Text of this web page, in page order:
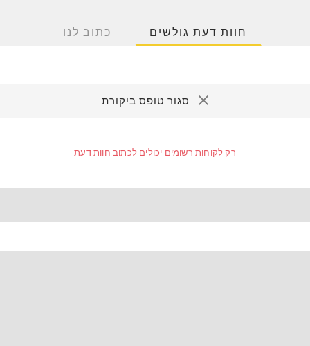
חוות דעת גולשים כתוב לנו
סגור טופס ביקורת
רק לקוחות רשומים יכולים לכתוב חוות דעת